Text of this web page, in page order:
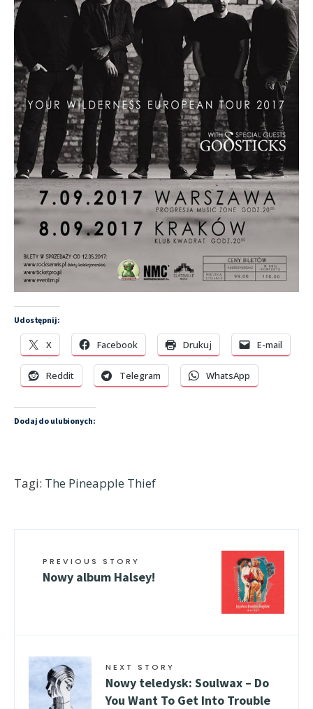
Udostępnij:
X Facebook Drukuj E-mail
Reddit Telegram WhatsApp
Dodaj do ulubionych:
Tagi: The Pineapple Thief
PREVIOUS STORY
Nowy album Halsey!
NEXT STORY
Nowy teledysk: Soulwax – Do
You Want To Get Into Trouble